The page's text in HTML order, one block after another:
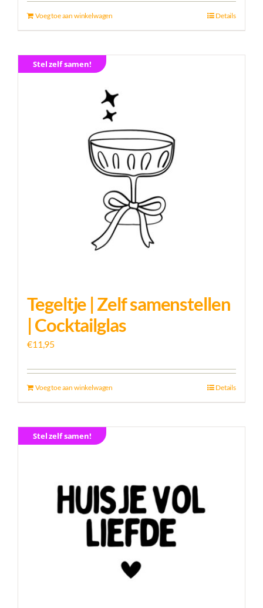
Voeg toe aan winkelwagen Details
Stel zelf samen!
Tegeltje | Zelf samenstellen
| Cocktailglas
€11,95
Voeg toe aan winkelwagen Details
Stel zelf samen!